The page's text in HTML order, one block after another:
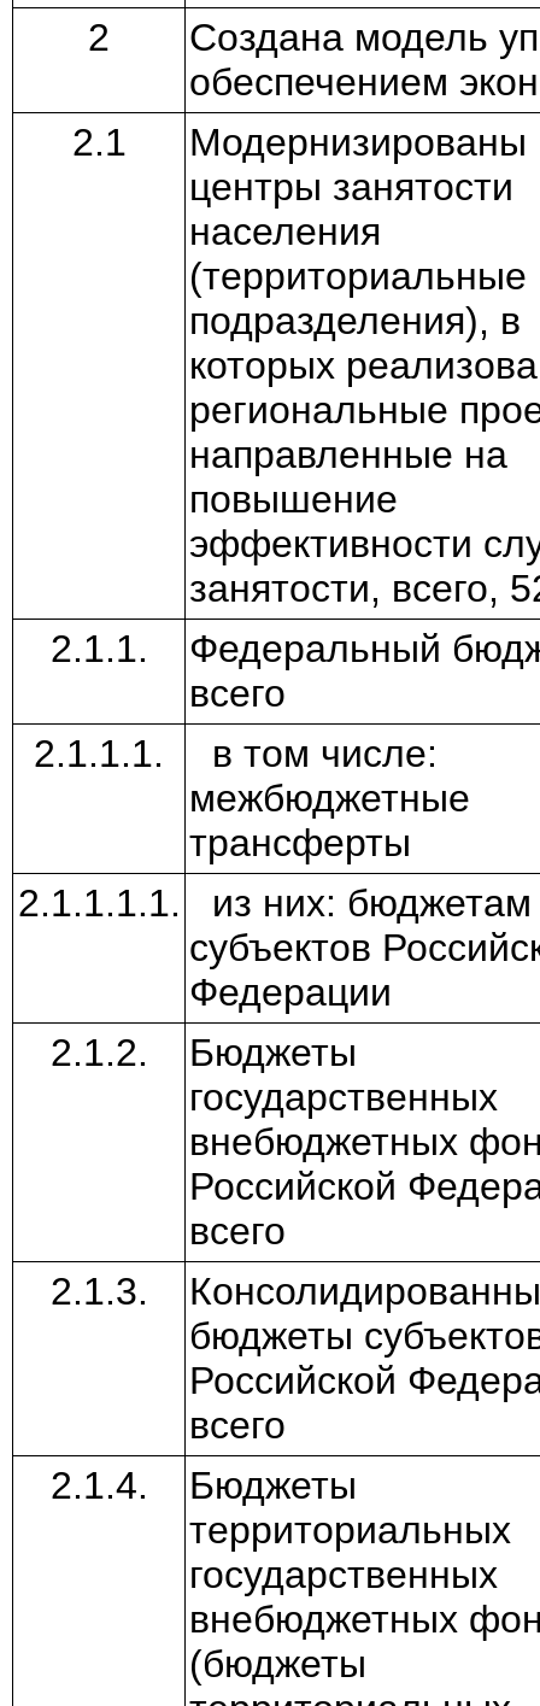
2
Создана модель
обеспечением
2.1
Модернизированы
центры занятости
населения
(территориальные
подразделения), в
которых
региональные
направленные на
повышение
эффективности
занятости, всего,
2.1.1.
Федеральный
всего
2.1.1.1.
в том числе:
межбюджетные
трансферты
2.1.1.1.1.
из них: бюджетам
субъектов
Федерации
2.1.2.
Бюджеты
государственных
внебюджетных
Российской
всего
2.1.3.
бюджеты
Российской
всего
2.1.4.
Бюджеты
территориальных
государственных
внебюджетных
(бюджеты